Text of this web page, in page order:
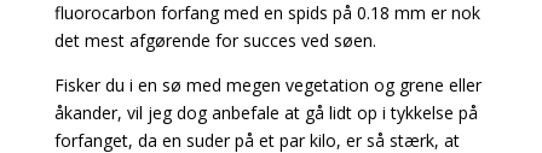
fluorocarbon forfang med en spids på 0.18 mm er nok
det mest afgørende for succes ved søen.
Fisker du i en sø med megen vegetation og grene eller
åkander, vil jeg dog anbefale at gå lidt op i tykkelse på
forfanget, da en suder på et par kilo, er så stærk, at